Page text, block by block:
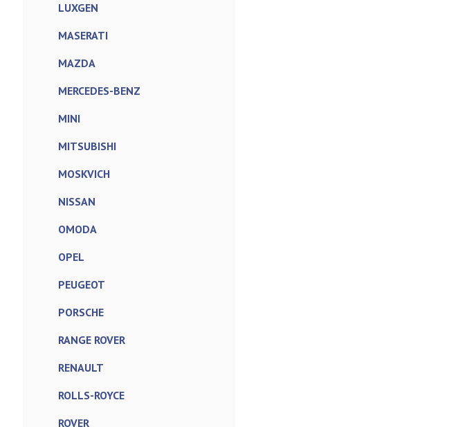
LUXGEN
MASERATI
MAZDA
MERCEDES-BENZ
MINI
MITSUBISHI
MOSKVICH
NISSAN
OMODA
OPEL
PEUGEOT
PORSCHE
RANGE ROVER
RENAULT
ROLLS-ROYCE
ROVER